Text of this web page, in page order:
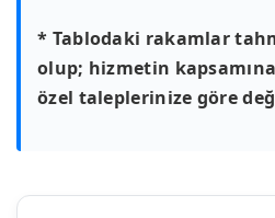
* Tablodaki rakamlar
olup; hizmetin
özel taleplerinize göre